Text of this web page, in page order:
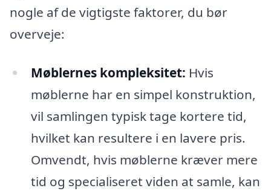
nogle af de vigtigste faktorer, du bør
overveje:
Møblernes kompleksitet: Hvis
møblerne har en simpel konstruktion,
vil samlingen typisk tage kortere tid,
hvilket kan resultere i en lavere pris.
Omvendt, hvis møblerne kræver mere
tid og specialiseret viden at samle, kan